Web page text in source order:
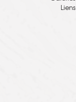
Liens